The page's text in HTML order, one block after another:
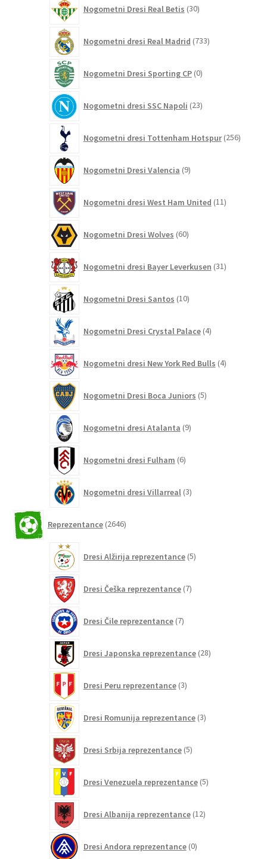
Nogometni Dresi Real Betis 30izdelkov
Nogometni dresi Real Madrid 733izdelkov
Nogometni Dresi Sporting CP 0izdelkov
Nogometni dresi SSC Napoli 23izdelkov
Nogometni dresi Tottenham Hotspur 256
Nogometni Dresi Valencia 9izdelkov
Nogometni dresi West Ham United 11izdelkov
Nogometni Dresi Wolves 60izdelkov
Nogometni dresi Bayer Leverkusen 31izdelkov
Nogometni Dresi Santos 10izdelkov
Nogometni Dresi Crystal Palace 4izdelki
Nogometni dresi New York Red Bulls 4izdelki
Nogometni Dresi Boca Juniors 5izdelkov
Nogometni dresi Atalanta 9izdelkov
Nogometni dresi Fulham 6izdelkov
Nogometni dresi Villarreal 3izdelki
Reprezentance 2646izdelkov
Dresi Alžirija reprezentance 5izdelkov
Dresi Češka reprezentance 7izdelkov
Dresi Čile reprezentance 7izdelkov
Dresi Japonska reprezentance 28izdelkov
Dresi Peru reprezentance 3izdelki
Dresi Romunija reprezentance 3izdelki
Dresi Srbija reprezentance 5izdelkov
Dresi Venezuela reprezentance 5izdelkov
Dresi Albanija reprezentance 12izdelkov
Dresi Andora reprezentance 0izdelkov